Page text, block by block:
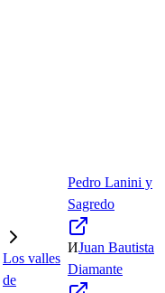
Los valles
de
Pedro Lanini y
Sagredo
ИJuan Bautista
Diamante